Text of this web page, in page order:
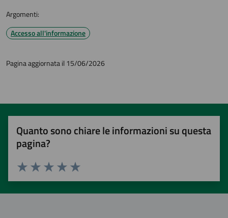
Argomenti:
Accesso all'informazione
Pagina aggiornata il 15/06/2026
Quanto sono chiare le informazioni su questa
pagina?
Valuta 5 stelle su 5
Valuta 4 stelle su 5
Valuta 3 stelle su 5
Valuta 2 stelle su 5
Valuta 1 stelle su 5